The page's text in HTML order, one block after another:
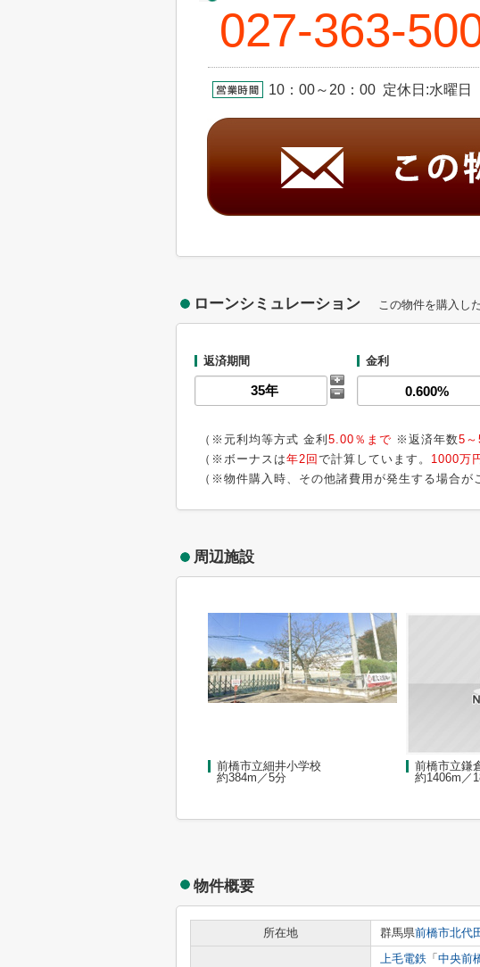
027-363-
10：00～20：00 定休日:水曜日
ローンシミュレーション この物件を購入し
返済期間 金利
（※元利均等方式 金利 5.00％まで ※返済年数5～
（※ボーナスは年2回 で計算しています。 1000万
（※物件購入時、その他諸費用が発生する場合が
周辺施設
前橋市立細井小学校
約384m／5分
前橋市立鎌
約1406m／
物件概要
所在地 群馬県前橋市北代
上毛電鉄 「 中央前